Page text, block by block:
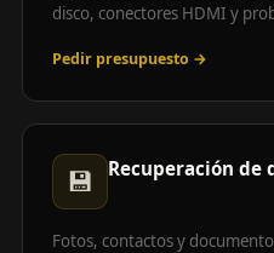
disco, conectores HDMI y
Pedir presupuesto →
💾 Recuperación de
Fotos, contactos y